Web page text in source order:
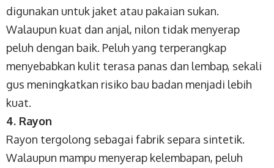
digunakan untuk jaket atau pakaian sukan.
Walaupun kuat dan anjal, nilon tidak menyerap
peluh dengan baik. Peluh yang terperangkap
menyebabkan kulit terasa panas dan lembap, sekali
gus meningkatkan risiko bau badan menjadi lebih
kuat.
4. Rayon
Rayon tergolong sebagai fabrik separa sintetik.
Walaupun mampu menyerap kelembapan, peluh